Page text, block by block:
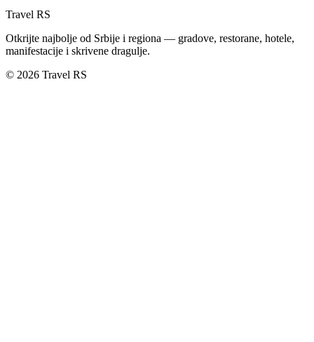
Travel RS
Otkrijte najbolje od Srbije i regiona — gradove, restorane, hotele,
manifestacije i skrivene dragulje.
© 2026 Travel RS